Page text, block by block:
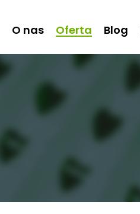
O nas Oferta Blog